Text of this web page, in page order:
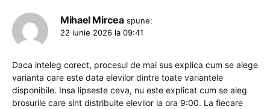
Mihael Mircea spune:
22 iunie 2026 la 09:41
Daca inteleg corect, procesul de mai sus explica cum se alege
varianta care este data elevilor dintre toate variantele
disponibile. Insa lipseste ceva, nu este explicat cum se aleg
brosurile care sint distribuite elevilor la ora 9:00. La fiecare